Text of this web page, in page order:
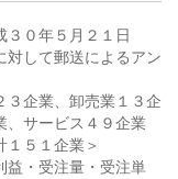
３０年５月２１日
対して郵送によるアン
３企業、卸売業１３企
、サービス４９企業
１５１企業＞
益・受注量・受注単